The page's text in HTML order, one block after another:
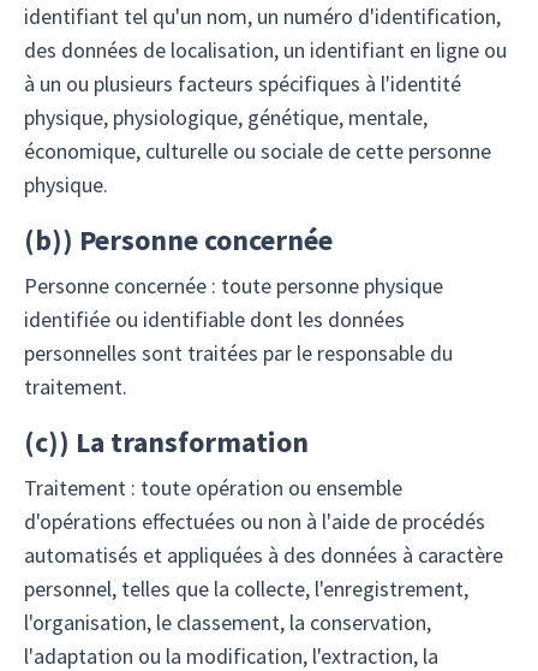
identifiant tel qu'un nom, un numéro d'identification,
des données de localisation, un identifiant en ligne ou
à un ou plusieurs facteurs spécifiques à l'identité
physique, physiologique, génétique, mentale,
économique, culturelle ou sociale de cette personne
physique.
(b)) Personne concernée
Personne concernée : toute personne physique
identifiée ou identifiable dont les données
personnelles sont traitées par le responsable du
traitement.
(c)) La transformation
Traitement : toute opération ou ensemble
d'opérations effectuées ou non à l'aide de procédés
automatisés et appliquées à des données à caractère
personnel, telles que la collecte, l'enregistrement,
l'organisation, le classement, la conservation,
l'adaptation ou la modification, l'extraction, la